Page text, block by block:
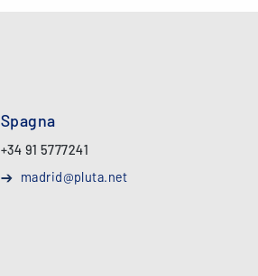
Spagna
+34 91 5777241
madrid@pluta.net